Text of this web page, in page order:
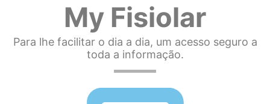
My Fisiolar
Para lhe facilitar o dia a dia, um acesso seguro a
toda a informação.